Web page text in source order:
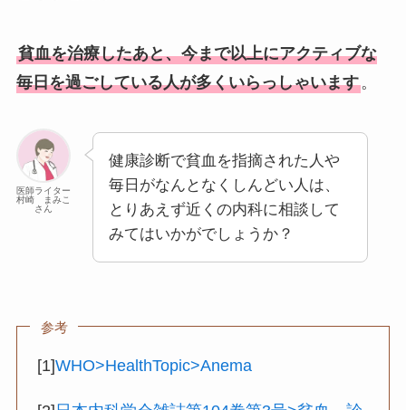
貧血を治療したあと、今まで以上にアクティブな
毎日を過ごしている人が多くいらっしゃいます。
医師ライター
村崎 まみこ
さん
健康診断で貧血を指摘された人や
毎日がなんとなくしんどい人は、
とりあえず近くの内科に相談して
みてはいかがでしょうか？
参考
[1]WHO>HealthTopic>Anema